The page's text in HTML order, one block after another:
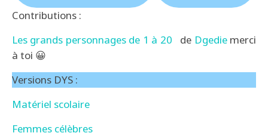
Contributions :
Les grands personnages de 1 à 20 de Dgediemerci
à toi 😀
Versions DYS :
Matériel scolaire
Femmes célèbres